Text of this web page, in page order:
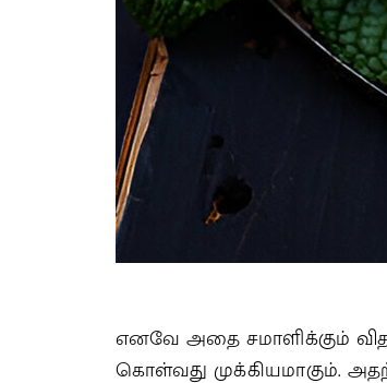
எனவே அதை சமாளிக்கும்
கொள்வது முக்கியமாகும்.